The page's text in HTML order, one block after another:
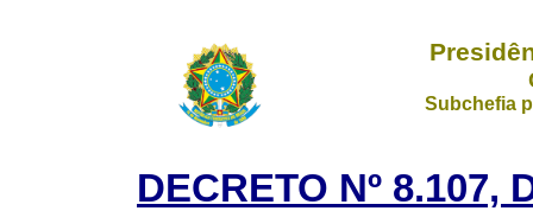
Subchefia
DECRETO Nº 8.107,